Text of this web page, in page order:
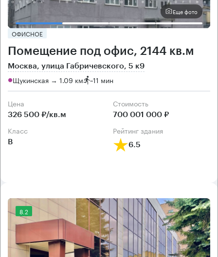
Еще фото
ОФИСНОЕ
Помещение под офис, 2144 кв.м
Москва, улица Габричевского, 5 к9
Щукинская → 1.09 км ~11 мин
Цена
326 500 ₽/кв.м
Cтоимость
700 001 000 ₽
класс
B
рейтинг здания
6.5
8.2